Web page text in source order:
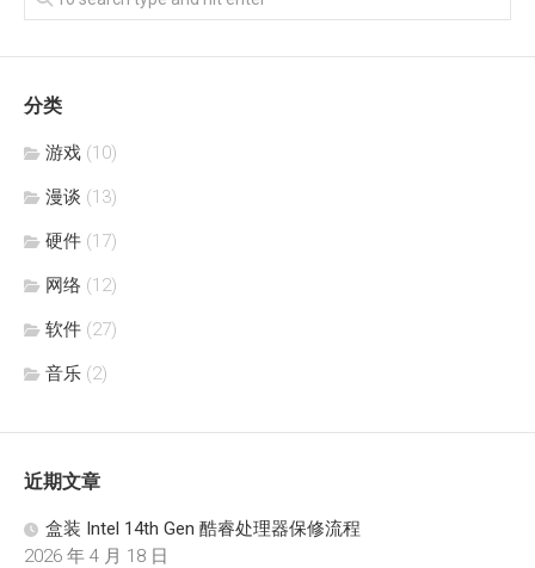
分类
游戏 (10)
漫谈 (13)
硬件 (17)
网络 (12)
软件 (27)
音乐 (2)
近期文章
盒装 Intel 14th Gen 酷睿处理器保修流程
2026 年 4 月 18 日